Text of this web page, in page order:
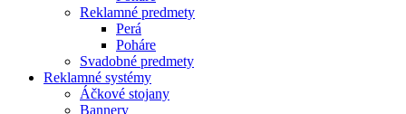
Reklamné predmety
Perá
Poháre
Svadobné predmety
Reklamné systémy
Áčkové stojany
Bannery